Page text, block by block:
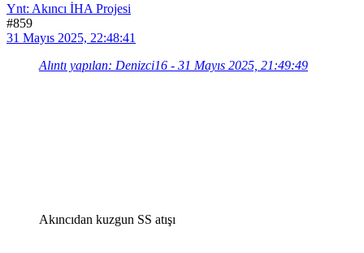
Ynt: Akıncı İHA Projesi
#859
31 Mayıs 2025, 22:48:41
Alıntı yapılan: Denizci16 - 31 Mayıs 2025, 21:49:49
Akıncıdan kuzgun SS atışı